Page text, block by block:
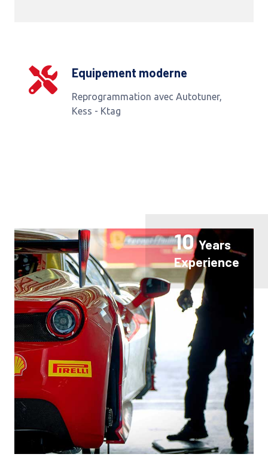
Equipement moderne
Reprogrammation avec Autotuner,
Kess - Ktag
10Years
Experience